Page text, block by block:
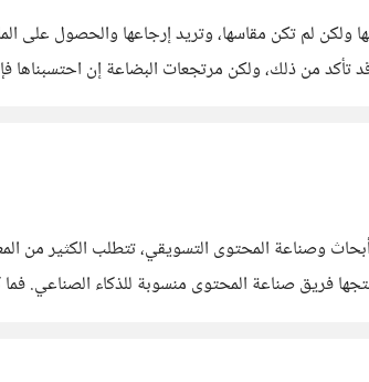
لم تكن مقاسها، وتريد إرجاعها والحصول على
من ذلك، ولكن مرتجعات البضاعة إن احتسبناها
وصناعة المحتوى التسويقي، تتطلب الكثير من
فريق صناعة المحتوى منسوبة للذكاء الصناعي. فما